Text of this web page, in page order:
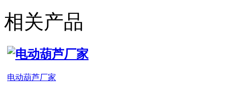
相关产品
电动葫芦厂家